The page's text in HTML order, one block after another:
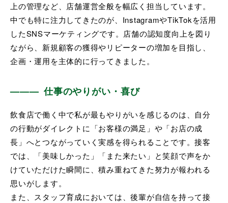
上の管理など、店舗運営全般を幅広く担当しています。
中でも特に注力してきたのが、InstagramやTikTokを活用
したSNSマーケティングです。店舗の認知度向上を図り
ながら、新規顧客の獲得やリピーターの増加を目指し、
企画・運用を主体的に行ってきました。
仕事のやりがい・喜び
飲食店で働く中で私が最もやりがいを感じるのは、自分
の行動がダイレクトに「お客様の満足」や「お店の成
長」へとつながっていく実感を得られることです。接客
では、「美味しかった」「また来たい」と笑顔で声をか
けていただけた瞬間に、積み重ねてきた努力が報われる
思いがします。
また、スタッフ育成においては、後輩が自信を持って接